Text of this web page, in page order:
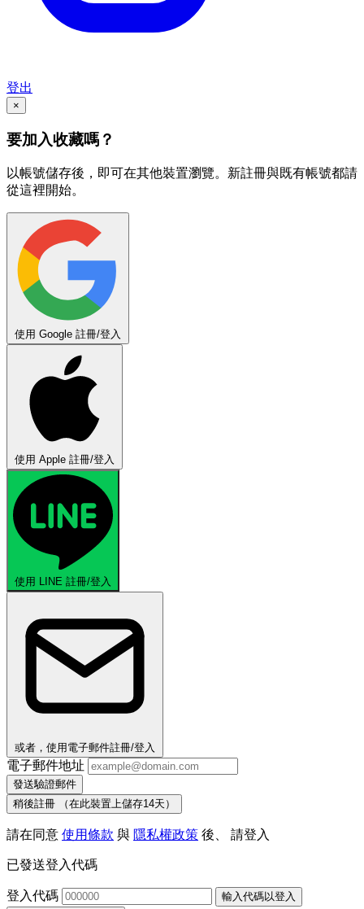
登出
×
要加入收藏嗎？
以帳號儲存後，即可在其他裝置瀏覽。新註冊與既有帳號都請
從這裡開始。
使用 Google 註冊/登入
使用 Apple 註冊/登入
使用 LINE 註冊/登入
或者，使用電子郵件註冊/登入
電子郵件地址
發送驗證郵件
稍後註冊
（在此裝置上儲存14天）
請在同意 使用條款 與 隱私權政策 後、 請登入
已發送登入代碼
登入代碼
輸入代碼以登入